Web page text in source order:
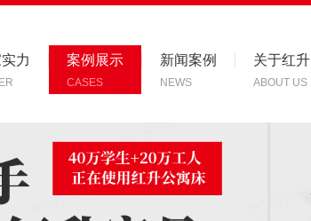
力 案例展示
CASES
新闻案例
NEWS
关于红升
ABOUT US